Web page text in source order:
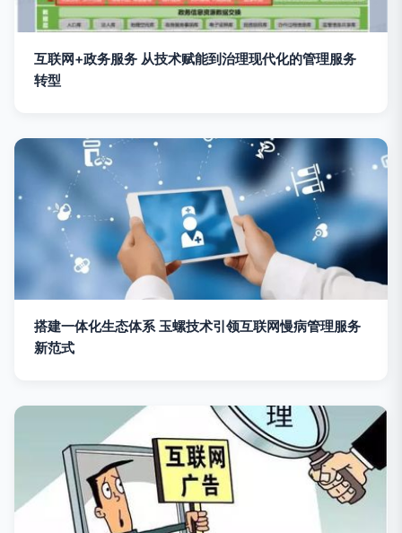
互联网+政务服务 从技术赋能到治理现代化的管理服务
转型
搭建一体化生态体系 玉螺技术引领互联网慢病管理服务
新范式